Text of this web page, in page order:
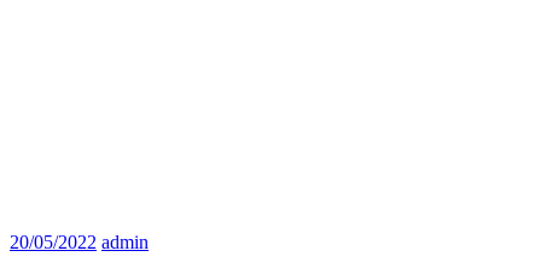
20/05/2022 admin